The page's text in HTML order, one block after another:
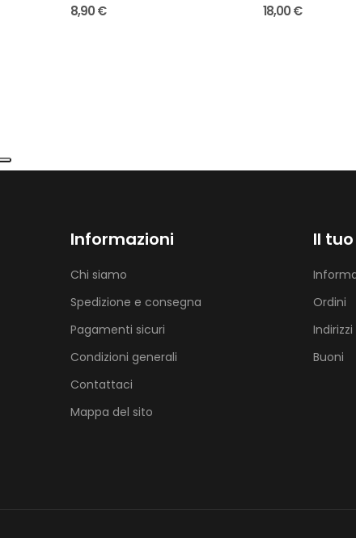
8,90 € 18,00 €
Informazioni
Chi siamo
Spedizione e consegna
Pagamenti sicuri
Condizioni generali
Contattaci
Mappa del sito
Il
Ordini
Indirizzi
Buoni